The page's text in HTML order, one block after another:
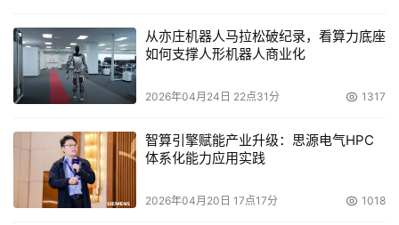
从亦庄机器人马拉松破纪录，看算力底座
如何支撑人形机器人商业化
2026年04月24日 22点31分 1317
智算引擎赋能产业升级：思源电气HPC
体系化能力应用实践
2026年04月20日 17点17分 1018